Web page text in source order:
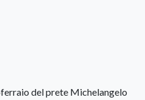
del prete Michelangelo